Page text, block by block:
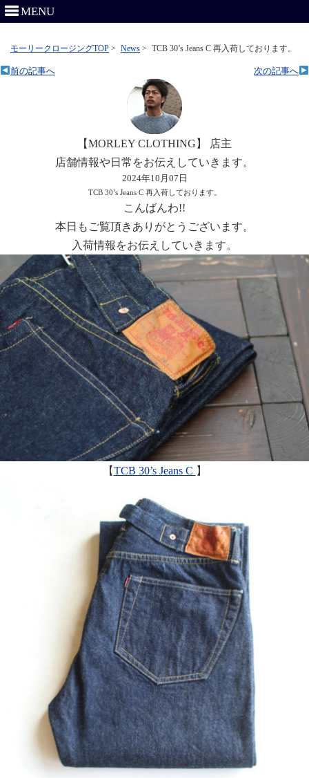
MENU
モーリークロージングTOP > News > TCB 30’s Jeans C 再入荷しております。
次の記事へ
前の記事へ
【MORLEY CLOTHING】 店主
店舗情報や日常をお伝えしていきます。
2024年10月07日
TCB 30’s Jeans C 再入荷しております。
こんばんわ!!
本日もご覧頂きありがとうございます。
入荷情報をお伝えしていきます。
【TCB 30’s Jeans C 】